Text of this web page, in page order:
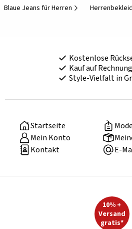
Blaue Jeans für Herren
Kostenlose
Kauf auf
Style-Vielfalt in
Startseite
Mein Konto
Kontakt
E-
10% +
Versand
gratis*